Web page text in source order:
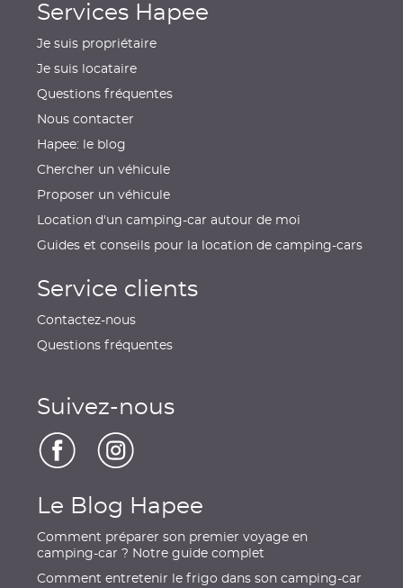
Services Hapee
Je suis propriétaire
Je suis locataire
Questions fréquentes
Nous contacter
Hapee: le blog
Chercher un véhicule
Proposer un véhicule
Location d'un camping-car autour de moi
Guides et conseils pour la location de camping-cars
Service clients
Contactez-nous
Questions fréquentes
Suivez-nous
Le Blog Hapee
Comment préparer son premier voyage en
camping-car ? Notre guide complet
Comment entretenir le frigo dans son camping-car